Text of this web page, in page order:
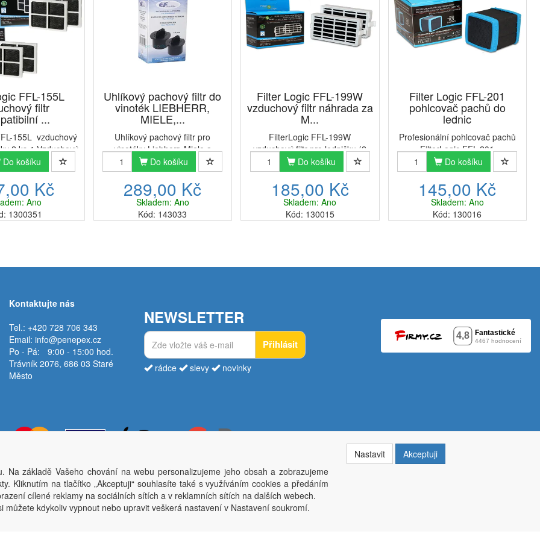
FFL-155L
filtr
...
155L vzduchový
2 ks✔ Vzduchový
Logic FFL-155L
a bojuje s
vaší lednici.✔ Filtr
Filter Logic FFL-
slouží ...
Do košíku
Kč
Ano
1300351
Uhlíkový pachový filtr do
vinoték LIEBHERR,
MIELE,...
Uhlíkový pachový filtr pro
vinotéky Liebherr, Miele a
Gaggenau zajistí, že vaše
vinotéka nebude ani po
dlouhodobém užívaní cítit
nevhodnými pachy. Alternativní
filtr Eurofilter WF090 nabízí
kvalitu or...
Do košíku
289,00 Kč
Skladem: Ano
Kód: 143033
Filter Logic FFL-199W
vzduchový filtr náhrada za
M...
FilterLogic FFL-199W
vzduchový filtr pro ledničku (2
ks)✔ absorpce nepříjemných
pachů;✔ prodloužená doba
skladování produktů;✔
antibakteriální ochrana
potravin;✔ svěží vůně díky filtru
chladničky.Svěž...
Do košíku
185,00 Kč
Skladem: Ano
Kód: 130015
Filter Logic FFL-201
pohlcovač pachů do
lednic
Profesionální pohlcovač pachů
FilterLogic FFL-201
(DeoTech)Pohlcovač pachů
FilterLogic FFL-201 je
univerzální a vysoce účinný
pomocník do každé chladničky.
Efektivně neutralizuje
nepříjemné pachy z jí...
Do košíku
145,00 Kč
Skladem: Ano
Kód: 130016
Kontaktujte nás
Tel.: +420 728 706 343
Email: info@penepex.cz
Po - Pá:
9:00 - 15:00 hod.
Trávník 2076, 686 03 Staré
Město
NEWSLETTER
Přihlásit
rádce slevy novinky
Copyright © Penepex s.r.o. 2025, powered byABRA E-shop
IČO: 03220923; DIČ: CZ03220923; zápis do obchodního rejstříku dne 22. 7. 2014, krajský soud v Brně oddíl C, vložka 84002
Na základě Vašeho chování na webu personalizujeme jeho obsah a zobrazujeme
Kliknutím na tlačítko „Akceptuji“ souhlasíte také s využíváním cookies a předáním
cílené reklamy na sociálních sítích a v reklamních sítích na dalších webech.
můžete kdykoliv vypnout nebo upravit veškerá nastavení v Nastavení soukromí.
Nastavit Akceptuji